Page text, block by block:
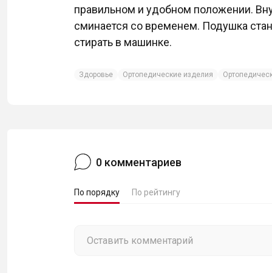
правильном и удобном положении.
сминается со временем. Подушка
стирать в машинке.
Здоровье Ортопедические изделия
0 комментариев
По порядку По рейтингу